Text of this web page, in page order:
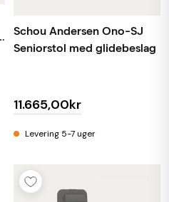
Schou Andersen Ono-SJ
Seniorstol med glidebeslag
11.665,00kr
Levering 5-7 uger